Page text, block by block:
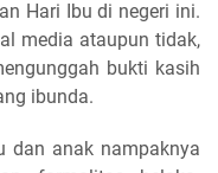
Hari Ibu di negeri ini.
media ataupun tidak,
bukti kasih
ibunda.
dan anak nampaknya